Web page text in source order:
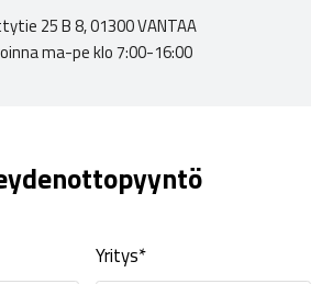
25 B 8, 01300 VANTAA
ma-pe klo 7:00-16:00
Yritys*